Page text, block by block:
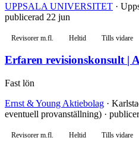
UPPSALA UNIVERSITET ·
publicerad 22 jun
Revisorer m.fl. Heltid Tills vidare
Erfaren revisionskonsult |
Fast lön
Ernst & Young Aktiebolag ·
eventuell provanställning) ·
Revisorer m.fl. Heltid Tills vidare